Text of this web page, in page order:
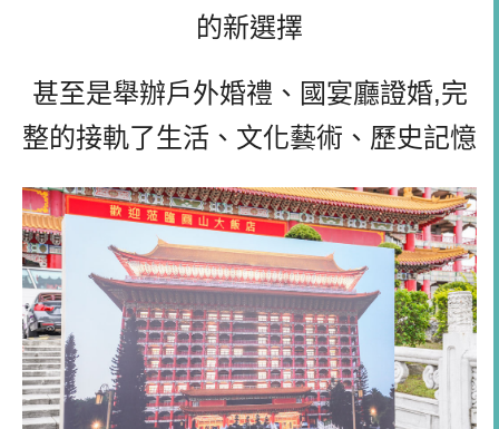
的新選擇
甚至是舉辦戶外婚禮、國宴廳證婚,完
整的接軌了生活、文化藝術、歷史記憶